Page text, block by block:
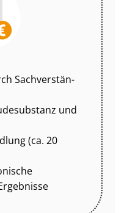
Sach­ver­stän­
und
(ca. 20